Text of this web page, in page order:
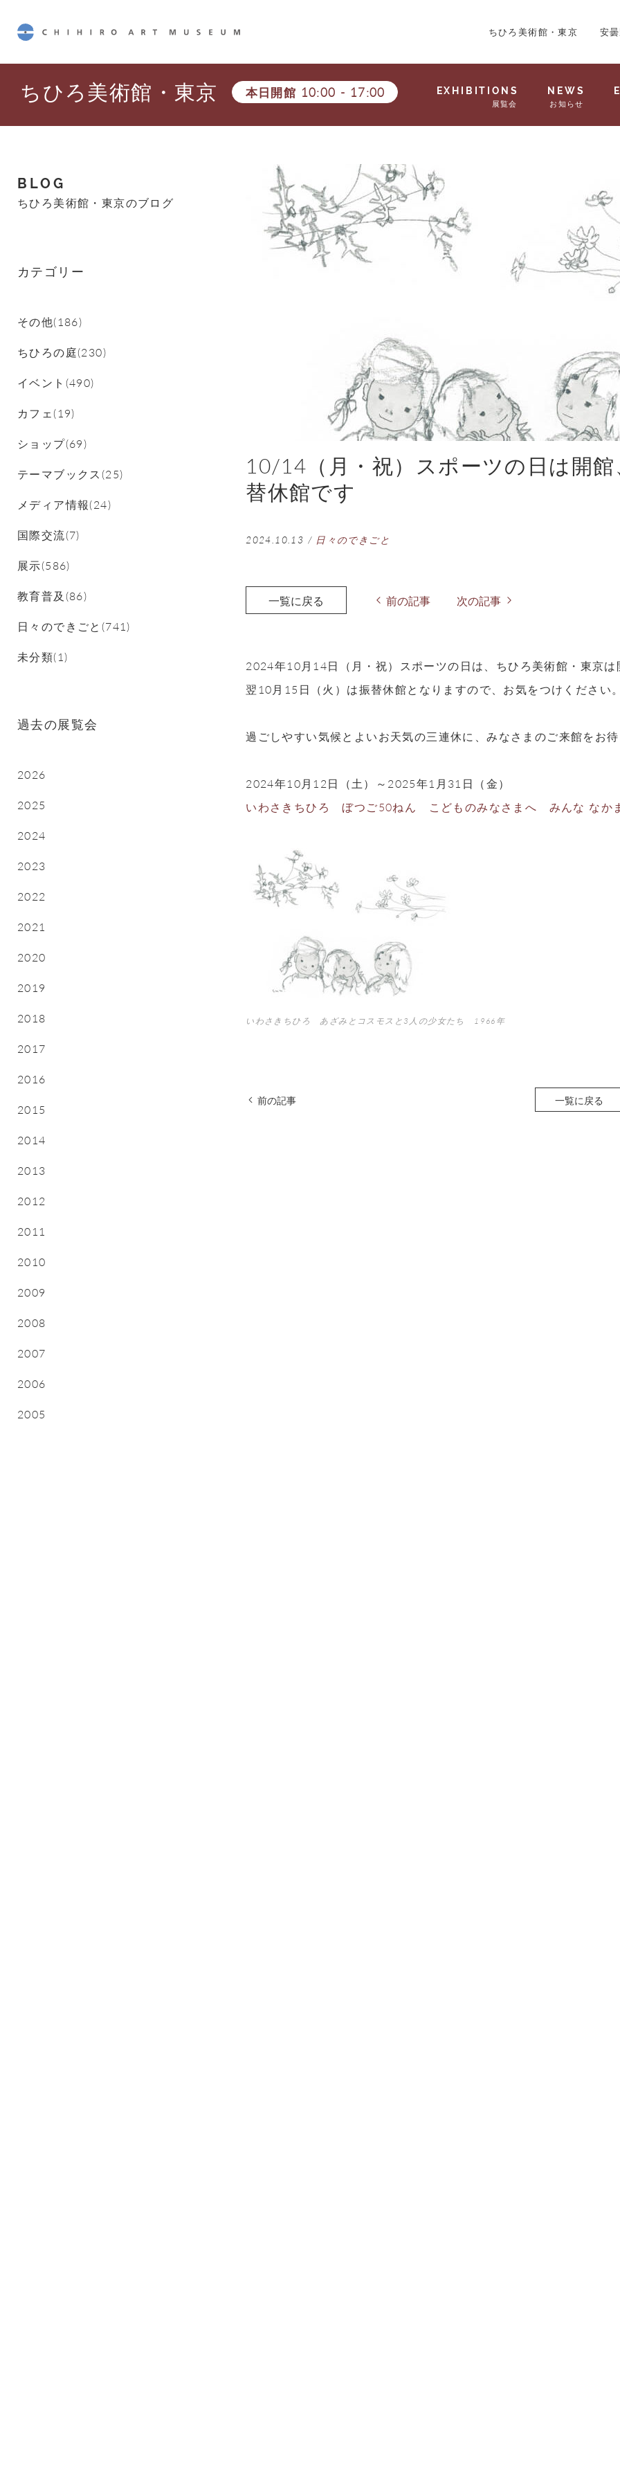
ちひろ美術館・東京 安
ちひろ美術館・東京 本日開館 10:00 - 17:00 EXHIBITIONS
展覧会
NEWS
お知らせ
10/14（月・祝）スポーツの日は開
替休館です
2024.10.13 / 日々のできごと
一覧に戻る 前の記事 次の記事
2024年10月14日（月・祝）スポーツの日は、ちひろ美術館・東京
翌10月15日（火）は振替休館となりますので、お気をつけください
過ごしやすい気候とよいお天気の三連休に、みなさまのご来館をお
2024年10月12日（土）～2025年1月31日（金）
いわさきちひろ ぼつご50ねん こどものみなさまへ みんな なか
いわさきちひろ あざみとコスモスと3人の少女たち 1966年
前の記事 一覧に戻る
BLOG
ちひろ美術館・東京のブログ
カテゴリー
その他(186)
ちひろの庭(230)
イベント(490)
カフェ(19)
ショップ(69)
テーマブックス(25)
メディア情報(24)
国際交流(7)
展示(586)
教育普及(86)
日々のできごと(741)
未分類(1)
過去の展覧会
2026
2025
2024
2023
2022
2021
2020
2019
2018
2017
2016
2015
2014
2013
2012
2011
2010
2009
2008
2007
2006
2005